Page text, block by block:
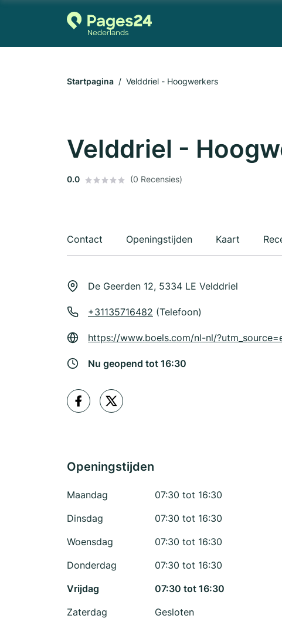
Startpagina Velddriel - Hoogwerkers
Velddriel -
0.0 (0 Recensies)
Contact Openingstijden Kaart
De Geerden 12, 5334 LE Velddriel
+31135716482 (Telefoon)
https://www.boels.com/nl-nl/
Nu geopend tot 16:30
Openingstijden
Maandag
07:30 tot 16:30
Dinsdag
07:30 tot 16:30
Woensdag
07:30 tot 16:30
Donderdag
07:30 tot 16:30
Vrijdag
07:30 tot 16:30
Zaterdag
Gesloten